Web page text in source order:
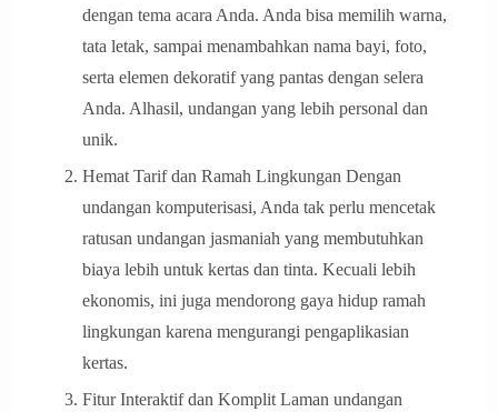
dengan tema acara Anda. Anda bisa memilih warna,
tata letak, sampai menambahkan nama bayi, foto,
serta elemen dekoratif yang pantas dengan selera
Anda. Alhasil, undangan yang lebih personal dan
unik.
Hemat Tarif dan Ramah Lingkungan Dengan
undangan komputerisasi, Anda tak perlu mencetak
ratusan undangan jasmaniah yang membutuhkan
biaya lebih untuk kertas dan tinta. Kecuali lebih
ekonomis, ini juga mendorong gaya hidup ramah
lingkungan karena mengurangi pengaplikasian
kertas.
Fitur Interaktif dan Komplit Laman undangan